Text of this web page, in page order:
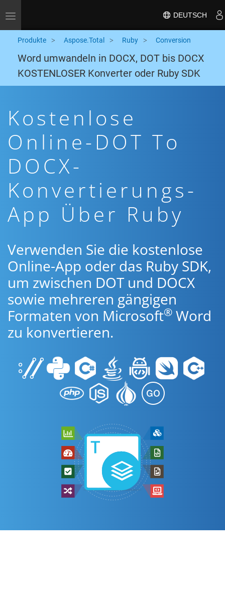
Toggle navigation DEUTSCH
Produkte Aspose.Total Ruby Conversion
Word umwandeln in DOCX, DOT bis DOCX
KOSTENLOSER Konverter oder Ruby SDK
Kostenlose
Online-DOT To
DOCX-
Konvertierungs-
App Über Ruby
Verwenden Sie die kostenlose
Online-App oder das Ruby SDK,
um zwischen DOT und DOCX
sowie mehreren gängigen
Formaten von Microsoft® Word
zu konvertieren.